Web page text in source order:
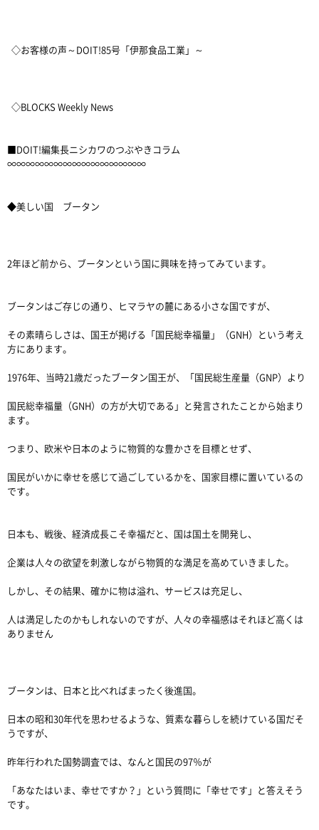
◇お客様の声～DOIT!85号「伊那食品工業」～
◇BLOCKS Weekly News
■DOIT!編集長ニシカワのつぶやきコラム
∞∞∞∞∞∞∞∞∞∞∞∞∞∞∞
◆美しい国 ブータン
2年ほど前から、ブータンという国に興味を持ってみています。
ブータンはご存じの通り、ヒマラヤの麓にある小さな国ですが、
その素晴らしさは、国王が掲げる「国民総幸福量」（GNH）という考え
方にあります。
1976年、当時21歳だったブータン国王が、「国民総生産量（GNP）より
国民総幸福量（GNH）の方が大切である」と発言されたことから始まり
ます。
つまり、欧米や日本のように物質的な豊かさを目標とせず、
国民がいかに幸せを感じて過ごしているかを、国家目標に置いているの
です。
日本も、戦後、経済成長こそ幸福だと、国は国土を開発し、
企業は人々の欲望を刺激しながら物質的な満足を高めていきました。
しかし、その結果、確かに物は溢れ、サービスは充足し、
人は満足したのかもしれないのですが、人々の幸福感はそれほど高くは
ありません
ブータンは、日本と比べればまったく後進国。
日本の昭和30年代を思わせるような、質素な暮らしを続けている国だそ
うですが、
昨年行われた国勢調査では、なんと国民の97％が
「あなたはいま、幸せですか？」という質問に「幸せです」と答えそう
です。